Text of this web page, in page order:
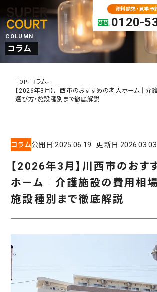
資料請求・見学予
0120-
パーキンソン病専門
京都の老人ホーム・
兵庫の老人ホーム
奈良の老人ホーム
滋賀の老人ホーム・
入居検討中の
入居の流れ
よくある質問
COLUMN
コラム
TOP-コラム-
【2026年3月】川西市のおすすめの老人ホーム｜介
選び方・施設種別まで徹底解説
コラム公開日:2025.06.19 更新日:2026.03.03
【2026年3月】川西市のおす
ホーム｜介護施設の費用相場
施設種別まで徹底解説